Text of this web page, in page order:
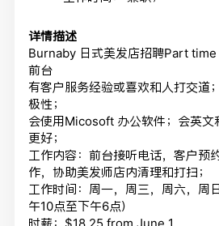
详情描述
Burnaby 日式美发店招聘Part
前台
有客户服务经验或喜欢和人打交道
极性；
会使用Micosoft 办公软件；会英文
更好；
工作内容：前台接听电话，客户预
作，协助美发师店内清理和打扫；
工作时间：周一，周三，周六，周
午10点至下午6点）